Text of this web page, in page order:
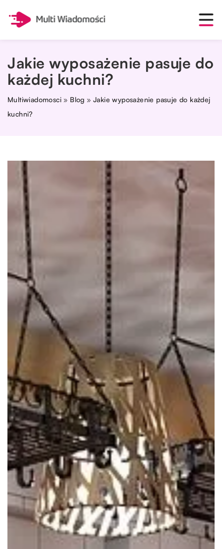
Jakie wyposażenie pasuje do
każdej kuchni?
Multiwiadomosci » Blog »Jakie wyposażenie pasuje do każdej
kuchni?